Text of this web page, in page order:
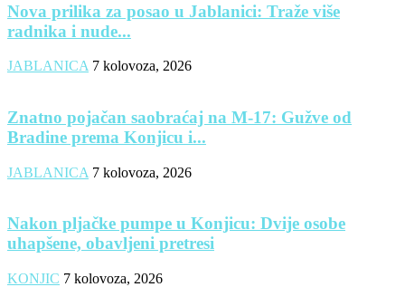
Nova prilika za posao u Jablanici: Traže više
radnika i nude...
JABLANICA 7 kolovoza, 2026
Znatno pojačan saobraćaj na M-17: Gužve od
Bradine prema Konjicu i...
JABLANICA 7 kolovoza, 2026
Nakon pljačke pumpe u Konjicu: Dvije osobe
uhapšene, obavljeni pretresi
KONJIC 7 kolovoza, 2026